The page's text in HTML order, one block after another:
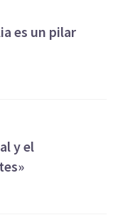
es un pilar
y el